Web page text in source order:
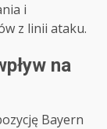
i
z linii ataku.
na
Bayern